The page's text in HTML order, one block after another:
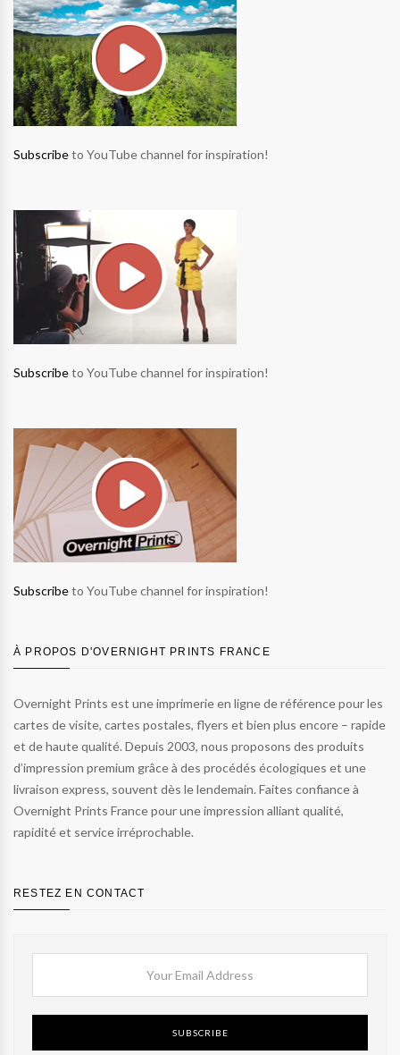
Subscribeto YouTube channel for inspiration!
Subscribeto YouTube channel for inspiration!
Subscribeto YouTube channel for inspiration!
À PROPOS D'OVERNIGHT PRINTS FRANCE
Overnight Prints est une imprimerie en ligne de référence pour les
cartes de visite, cartes postales, flyers et bien plus encore – rapide
et de haute qualité. Depuis 2003, nous proposons des produits
d’impression premium grâce à des procédés écologiques et une
livraison express, souvent dès le lendemain. Faites confiance à
Overnight Prints France pour une impression alliant qualité,
rapidité et service irréprochable.
RESTEZ EN CONTACT
SUBSCRIBE